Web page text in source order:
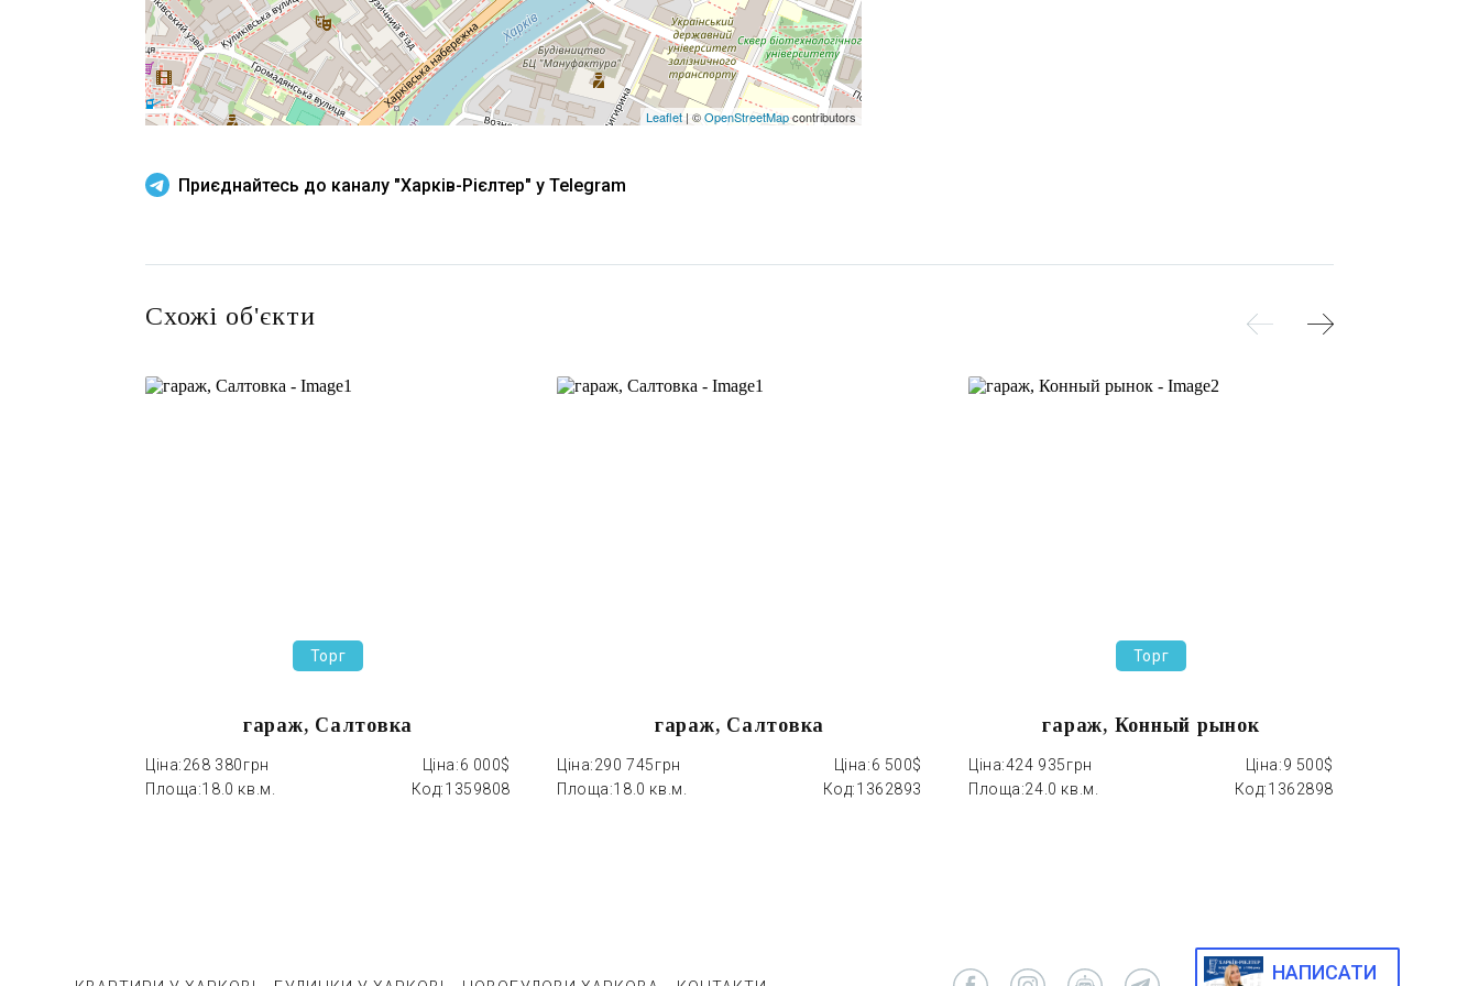
Leaflet| ©OpenStreetMapcontributors
Приєднайтесь до каналу "Харків-Рієлтер" у Telegram
Схожі об'єкти
Торг
гараж, Салтовка
Ціна:268 380грн Ціна:6 000$
Площа:18.0 кв.м. Код:1359808
гараж, Салтовка
Ціна:290 745грн Ціна:6 500$
Площа:18.0 кв.м. Код:1362893
Торг
гараж, Конный рынок
Ціна:424 935грн Ціна:9 500$
Площа:24.0 кв.м. Код:1362898
НАПИСАТИ